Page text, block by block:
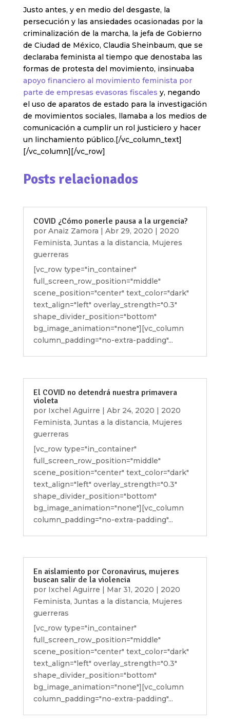
Justo antes, y en medio del desgaste, la
persecución y las ansiedades ocasionadas por la
criminalización de la marcha, la jefa de Gobierno
de Ciudad de México, Claudia Sheinbaum, que se
declaraba feminista al tiempo que denostaba las
formas de protesta del movimiento, insinuaba
apoyo financiero al movimiento feminista por
parte de empresas evasoras fiscales y, negando
el uso de aparatos de estado para la investigación
de movimientos sociales, llamaba a los medios de
comunicación a cumplir un rol justiciero y hacer
un linchamiento público.[/vc_column_text]
[/vc_column][/vc_row]
Posts relacionados
COVID ¿Cómo ponerle pausa a la urgencia?
por Anaiz Zamora Abr 29, 2020
2020
Feminista, Juntas a la distancia, Mujeres
guerreras
[vc_row type="in_container"
full_screen_row_position="middle"
scene_position="center" text_color="dark"
text_align="left" overlay_strength="0.3"
shape_divider_position="bottom"
bg_image_animation="none"][vc_column
column_padding="no-extra-padding"...
El COVID no detendrá nuestra primavera
violeta
por Ixchel Aguirre | Abr 24, 2020 | 2020
Feminista, Juntas a la distancia, Mujeres
guerreras
[vc_row type="in_container"
full_screen_row_position="middle"
scene_position="center" text_color="dark"
text_align="left" overlay_strength="0.3"
shape_divider_position="bottom"
bg_image_animation="none"][vc_column
column_padding="no-extra-padding"...
En aislamiento por Coronavirus, mujeres
buscan salir de la violencia
por Ixchel Aguirre | Mar 31, 2020 | 2020
Feminista, Juntas a la distancia, Mujeres
guerreras
[vc_row type="in_container"
full_screen_row_position="middle"
scene_position="center" text_color="dark"
text_align="left" overlay_strength="0.3"
shape_divider_position="bottom"
bg_image_animation="none"][vc_column
column_padding="no-extra-padding"...